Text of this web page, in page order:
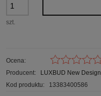
szt.
Ocena:
Producent:
LUXBUD New Design
Kod produktu:
13383400586